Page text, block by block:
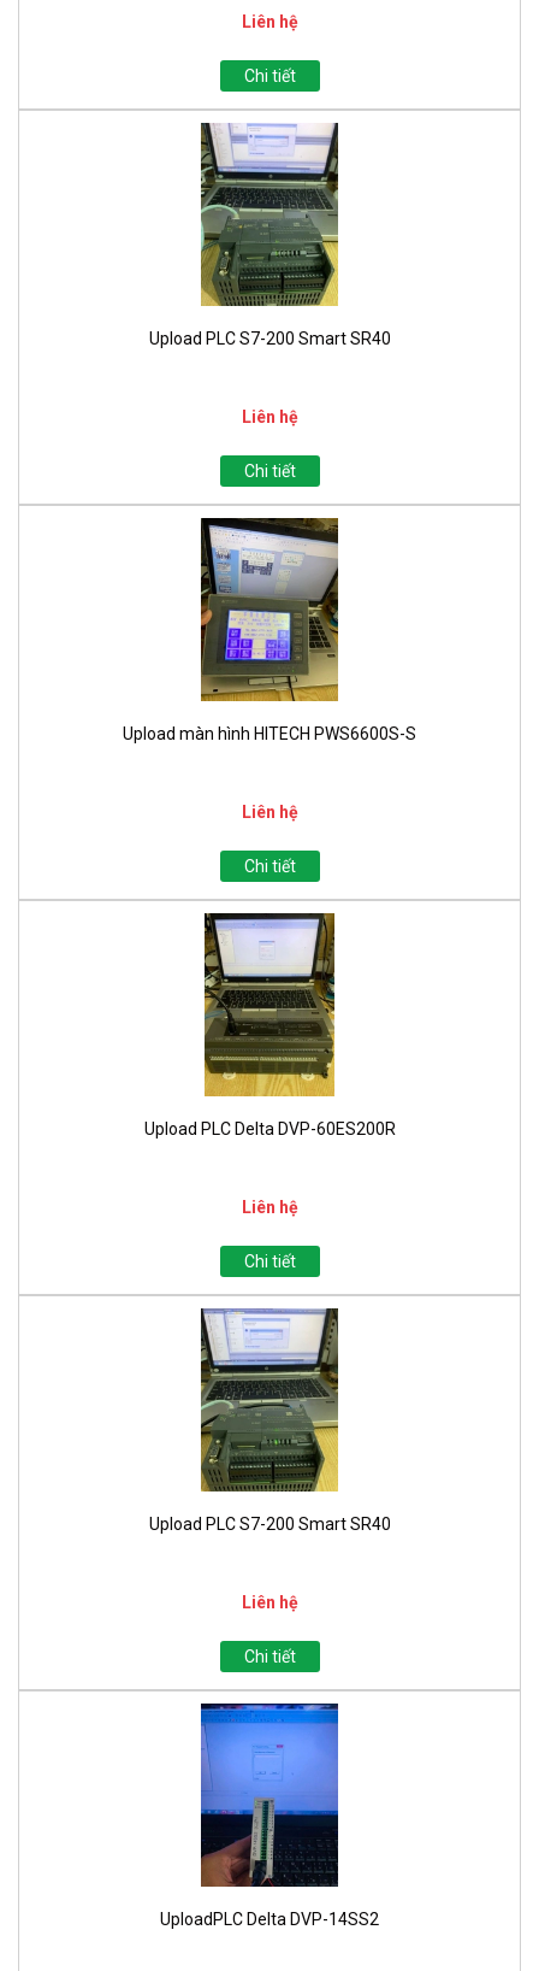
Liên hệ
Chi tiết
Upload PLC S7-200 Smart SR40
Liên hệ
Chi tiết
Upload màn hình HITECH PWS6600S-S
Liên hệ
Chi tiết
Upload PLC Delta DVP-60ES200R
Liên hệ
Chi tiết
Upload PLC S7-200 Smart SR40
Liên hệ
Chi tiết
UploadPLC Delta DVP-14SS2